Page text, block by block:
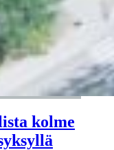
kolme